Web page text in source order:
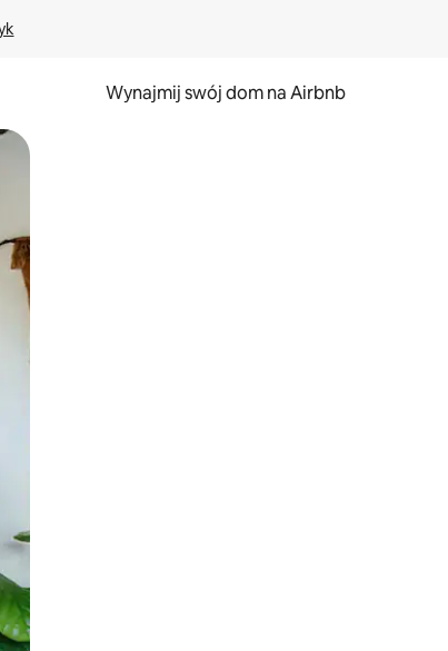
Wynajmij swój dom na Airbnb
gestów dotykowych lub przesuwania.